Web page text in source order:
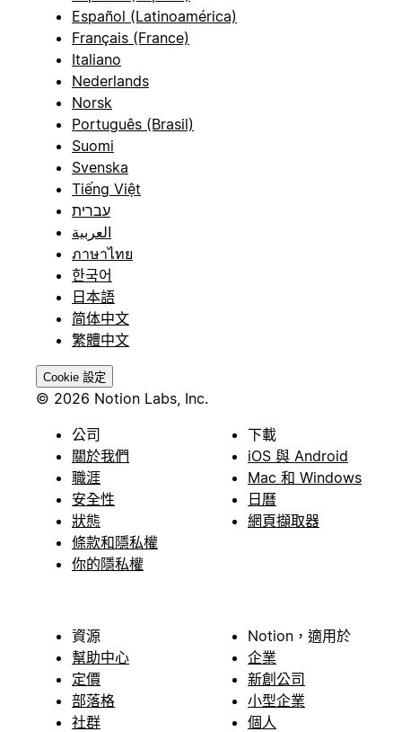
Español (Latinoamérica)
Français (France)
Italiano
Nederlands
Norsk
Português (Brasil)
Suomi
Svenska
Tiếng Việt
עברית
العربية
ภาษาไทย
한국어
日本語
简体中文
繁體中文
Cookie 設定
© 2026 Notion Labs, Inc.
公司
關於我們
職涯
安全性
狀態
條款和隱私權
你的隱私權
下載
iOS 與 Android
Mac 和 Windows
日曆
網頁擷取器
資源
幫助中心
定價
部落格
社群
Notion，適用於
企業
新創公司
小型企業
個人